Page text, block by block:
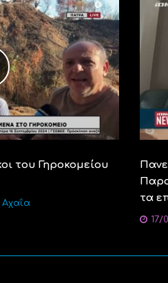
του Γηροκομείου
Αχαΐα
τα
17/